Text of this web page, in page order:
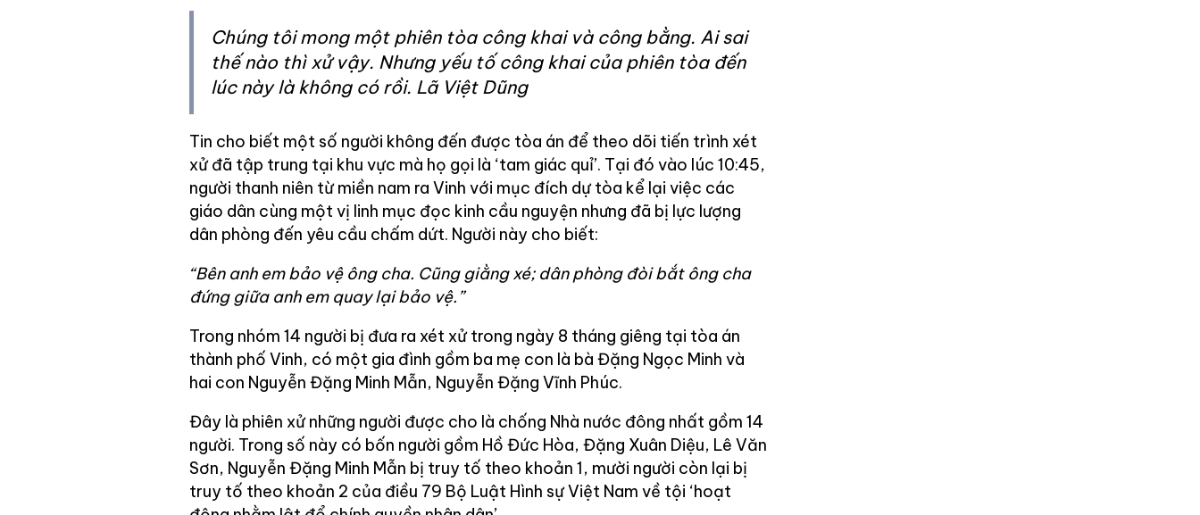
Chúng tôi mong một phiên tòa công khai và công bằng. Ai sai
thế nào thì xử vậy. Nhưng yếu tố công khai của phiên tòa đến
lúc này là không có rồi. Lã Việt Dũng
Tin cho biết một số người không đến được tòa án để theo dõi tiến trình xét
xử đã tập trung tại khu vực mà họ gọi là ‘tam giác quỉ’. Tại đó vào lúc 10:45,
người thanh niên từ miền nam ra Vinh với mục đích dự tòa kể lại việc các
giáo dân cùng một vị linh mục đọc kinh cầu nguyện nhưng đã bị lực lượng
dân phòng đến yêu cầu chấm dứt. Người này cho biết:
“Bên anh em bảo vệ ông cha. Cũng giằng xé; dân phòng đòi bắt ông cha
đứng giữa anh em quay lại bảo vệ.”
Trong nhóm 14 người bị đưa ra xét xử trong ngày 8 tháng giêng tại tòa án
thành phố Vinh, có một gia đình gồm ba mẹ con là bà Đặng Ngọc Minh và
hai con Nguyễn Đặng Minh Mẫn, Nguyễn Đặng Vĩnh Phúc.
Đây là phiên xử những người được cho là chống Nhà nước đông nhất gồm 14
người. Trong số này có bốn người gồm Hồ Đức Hòa, Đặng Xuân Diệu, Lê Văn
Sơn, Nguyễn Đặng Minh Mẫn bị truy tố theo khoản 1, mười người còn lại bị
truy tố theo khoản 2 của điều 79 Bộ Luật Hình sự Việt Nam về tội ‘hoạt